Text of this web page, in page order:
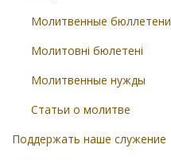
Молитвенные бюллетени
Молитовні бюлетені
Молитвенные нужды
Статьи о молитве
Поддержать наше служение